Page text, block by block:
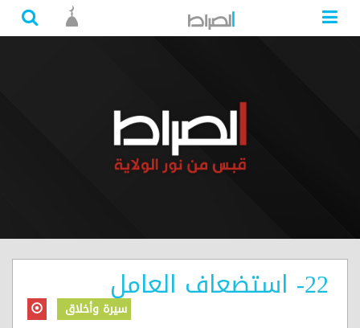
22- استضعاف العامل
سيرة وأخلاق